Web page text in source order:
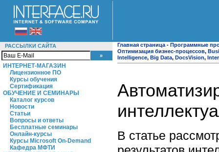
РАССЫЛКИ САЙТА
ИНТЕРНЕТ-МАГАЗИН
Лицензионное ПО
Курсы обучения
Сертификация
ОБУЧЕНИЕ И СЕМИНАРЫ
Каталог курсов
Новости
Статьи
Вопросы и ответы
Бесплатные семинары
Онлайн-курсы
Курсы Microsoft On-Demand
Кафедра МФТИ
Главная страница - Программные
Оптимизация бизнес-процессов,
Intelligence, Big Data, DocsVision,
В статье